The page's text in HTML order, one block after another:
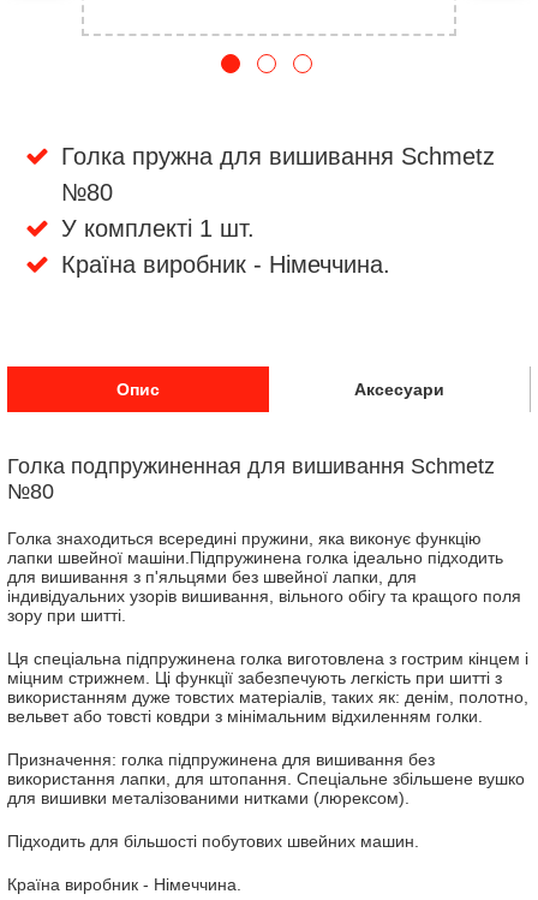
Голка пружна для вишивання Schmetz
№80
У комплекті 1 шт.
Країна виробник - Німеччина.
Опис Аксесуари
Голка подпружиненная для вишивання Schmetz
№80
Голка знаходиться всередині пружини, яка виконує функцію
лапки швейної машіни.Підпружинена голка ідеально підходить
для вишивання з п'яльцями без швейної лапки, для
індивідуальних узорів вишивання, вільного обігу та кращого поля
зору при шитті.
Ця спеціальна підпружинена голка виготовлена з гострим кінцем і
міцним стрижнем. Ці функції забезпечують легкість при шитті з
використанням дуже товстих матеріалів, таких як: денім, полотно,
вельвет або товсті ковдри з мінімальним відхиленням голки.
Призначення: голка підпружинена для вишивання без
використання лапки, для штопання. Спеціальне збільшене вушко
для вишивки металізованими нитками (люрексом).
Підходить для більшості побутових швейних машин.
Країна виробник - Німеччина.